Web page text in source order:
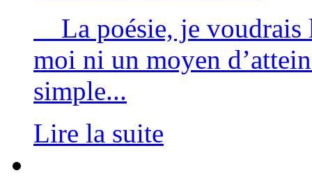
La poésie, je voudrais
moi ni un moyen
simple...
Lire la suite